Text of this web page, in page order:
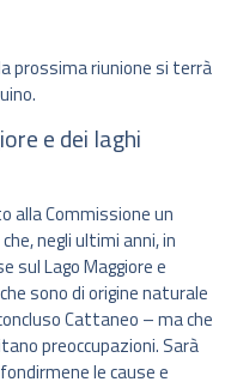
prossima riunione si terrà
e dei laghi
alla Commissione un
negli ultimi anni, in
sul Lago Maggiore e
sono di origine naturale
Cattaneo – ma che
preoccupazioni. Sarà
le cause e